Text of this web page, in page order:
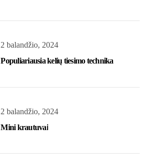
2 balandžio, 2024
Populiariausia kelių tiesimo technika
2 balandžio, 2024
Mini krautuvai